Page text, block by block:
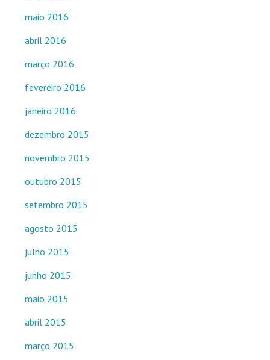
maio 2016
abril 2016
março 2016
fevereiro 2016
janeiro 2016
dezembro 2015
novembro 2015
outubro 2015
setembro 2015
agosto 2015
julho 2015
junho 2015
maio 2015
abril 2015
março 2015